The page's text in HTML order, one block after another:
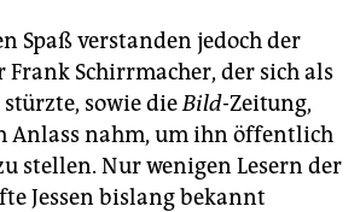
Spaß verstanden jedoch der
Frank Schirrmacher, der sich als
stürzte, sowie dieBild-Zeitung,
Anlass nahm, um ihn öffentlich
stellen. Nur wenigen Lesern der
Jessen bislang bekannt